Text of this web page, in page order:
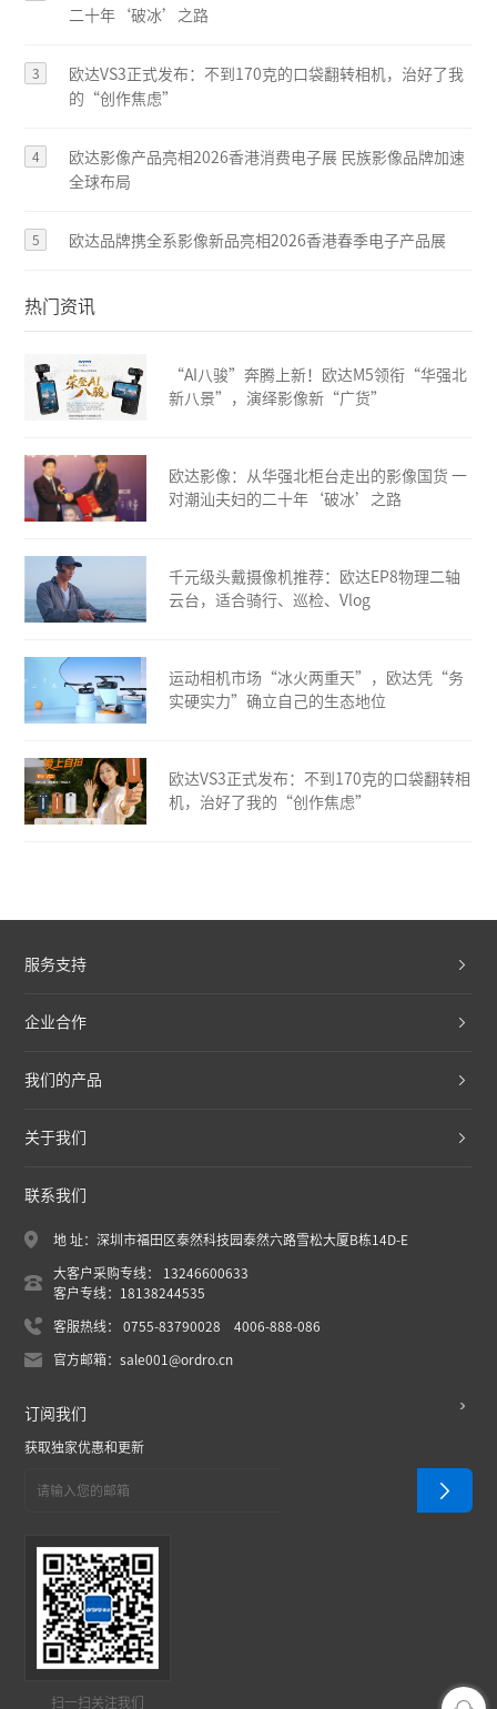
二十年‘破冰’之路
3
欧达VS3正式发布：不到170克的口袋翻转相机，治好了我
的“创作焦虑”
4
欧达影像产品亮相2026香港消费电子展 民族影像品牌加速
全球布局
5 欧达品牌携全系影像新品亮相2026香港春季电子产品展
热门资讯
“AI八骏”奔腾上新！欧达M5领衔“华强北
新八景”，演绎影像新“广货”
欧达影像：从华强北柜台走出的影像国货 一
对潮汕夫妇的二十年‘破冰’之路
千元级头戴摄像机推荐：欧达EP8物理二轴
云台，适合骑行、巡检、Vlog
运动相机市场“冰火两重天”，欧达凭“务
实硬实力”确立自己的生态地位
欧达VS3正式发布：不到170克的口袋翻转相
机，治好了我的“创作焦虑”
服务支持
企业合作
我们的产品
关于我们
联系我们
地 址：深圳市福田区泰然科技园泰然六路雪松大厦B栋14D-E
大客户采购专线： 13246600633
客户专线：18138244535
客服热线： 0755-83790028 4006-888-086
官方邮箱：sale001@ordro.cn
订阅我们
获取独家优惠和更新
扫一扫关注我们